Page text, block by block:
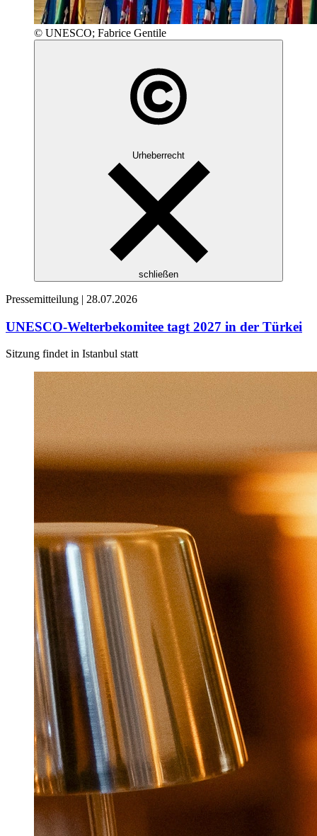
© UNESCO; Fabrice Gentile
Urheberrecht
schließen
Pressemitteilung | 28.07.2026
UNESCO-Welterbekomitee tagt 2027 in der Türkei
Sitzung findet in Istanbul statt